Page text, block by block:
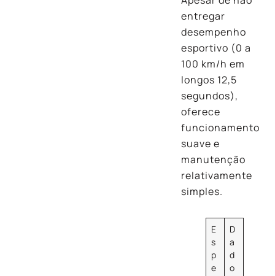
entregar
desempenho
esportivo (0 a
100 km/h em
longos 12,5
segundos),
oferece
funcionamento
suave e
manutenção
relativamente
simples.
E
s
p
e
D
a
d
o